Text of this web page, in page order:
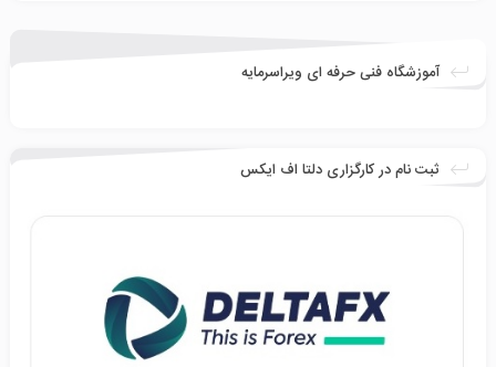
آموزشگاه فنی حرفه ای ویراسرمایه
ثبت نام در کارگزاری دلتا اف ایکس